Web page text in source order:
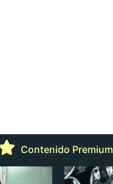
Contenido Premium